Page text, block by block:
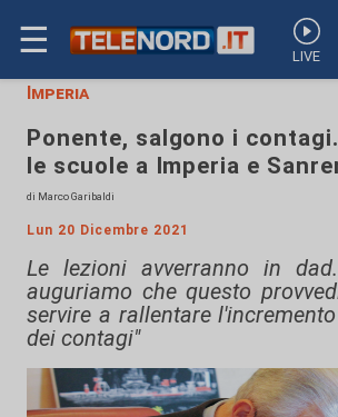
☰ LIVE
Imperia
Ponente, salgono i
le scuole a Imperia e
di Marco Garibaldi
Lun 20 Dicembre 2021
Le lezioni avverranno in
auguriamo che questo
servire a rallentare
dei contagi"